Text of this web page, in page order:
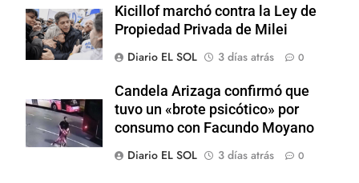
Kicillof marchó contra la Ley de
Propiedad Privada de Milei
Diario EL SOL
3 días atrás 0
Candela Arizaga confirmó que
tuvo un «brote psicótico» por
consumo con Facundo Moyano
Diario EL SOL
3 días atrás 0